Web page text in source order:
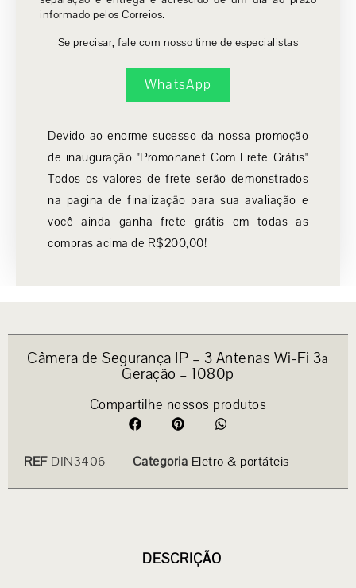
informado pelos Correios.
Se precisar, fale com nosso time de especialistas
WhatsApp
Devido ao enorme sucesso da nossa promoção
de inauguração "Promonanet Com Frete Grátis"
Todos os valores de frete serão demonstrados
na pagina de finalização para sua avaliação e
você ainda ganha frete grátis em todas as
compras acima de R$200,00!
Câmera de Segurança IP – 3 Antenas Wi-Fi 3ª
Geração – 1080p
Compartilhe nossos produtos
REF DIN3406 Categoria Eletro & portáteis
DESCRIÇÃO